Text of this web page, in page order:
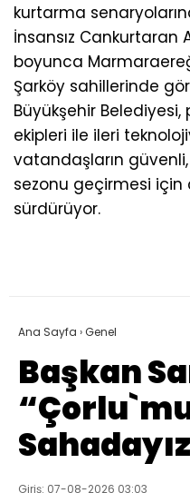
kurtarma
İnsansız Cankurtaran
boyunca
Şarköy sahillerinde
Büyükşehir
ekipleri ile ileri
vatandaşların
sezonu geçirmesi için
sürdürüyor.
Ana Sayfa ›Genel
Başkan
Giriş: 07-08-2026 03:03